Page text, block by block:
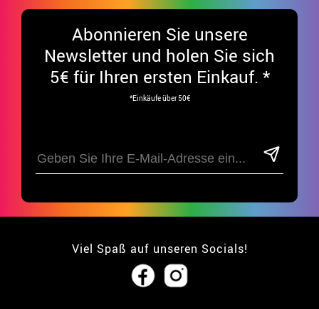
Abonnieren Sie unsere
Newsletter und holen Sie sich
5€ für Ihren ersten Einkauf. *
*Einkäufe über 50€
Viel Spaß auf unseren Socials!